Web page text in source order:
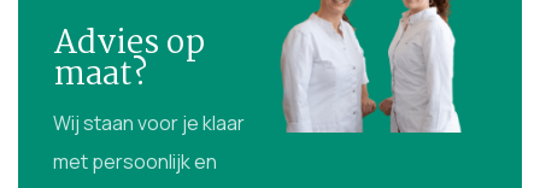
Advies op
maat?
Wij staan voor je klaar
met persoonlijk en